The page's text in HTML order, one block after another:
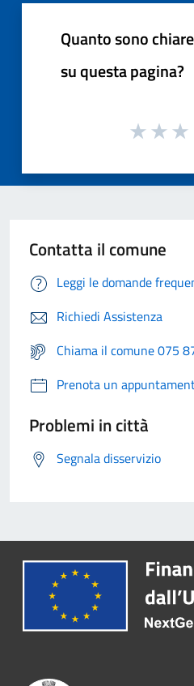
Quanto sono
su questa pagina?
Contatta il comune
Leggi le domande
Richiedi Assistenza
Chiama il comune 075
Prenota un
Problemi in città
Segnala disservizio